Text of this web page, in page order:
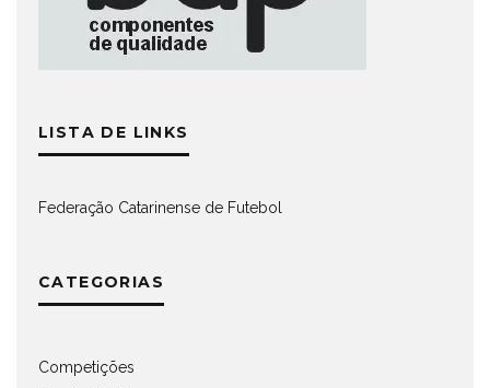
LISTA DE LINKS
Federação Catarinense de Futebol
CATEGORIAS
Competições